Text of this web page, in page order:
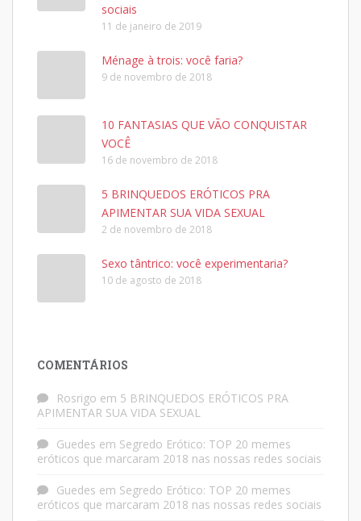
sociais
11 de janeiro de 2019
Ménage à trois: você faria?
9 de novembro de 2018
10 FANTASIAS QUE VÃO CONQUISTAR
VOCÊ
16 de novembro de 2018
5 BRINQUEDOS ERÓTICOS PRA
APIMENTAR SUA VIDA SEXUAL
2 de novembro de 2018
Sexo tântrico: você experimentaria?
10 de agosto de 2018
COMENTÁRIOS
Rosrigo em 5 BRINQUEDOS ERÓTICOS PRA
APIMENTAR SUA VIDA SEXUAL
Guedes em Segredo Erótico: TOP 20 memes
eróticos que marcaram 2018 nas nossas redes sociais
Guedes em Segredo Erótico: TOP 20 memes
eróticos que marcaram 2018 nas nossas redes sociais